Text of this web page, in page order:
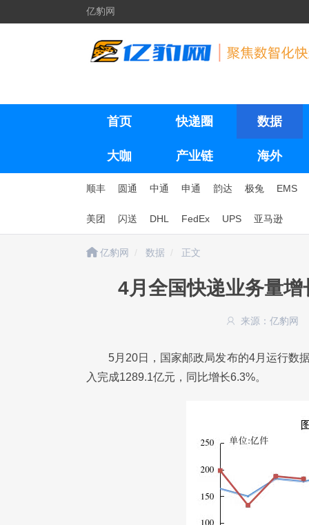
亿豹网
首页 快递圈 数据
大咖 产业链 海外
顺丰 圆通 中通 申通 韵达 极兔 EMS
美团 闪送 DHL FedEx UPS 亚马逊
亿豹网 数据 正文
4月全国快递业务量
来源：亿豹网
5月20日，国家邮政局发布的4月运行数
入完成1289.1亿元，同比增长6.3%。